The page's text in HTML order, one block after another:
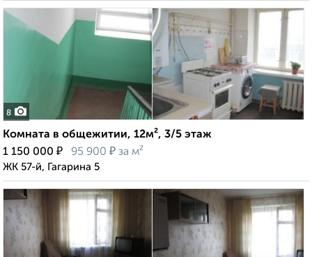
8
Комната в общежитии, 12м², 3/5 этаж
1 150 000 ₽ 95 900 ₽ за м²
ЖК 57-й, Гагарина 5